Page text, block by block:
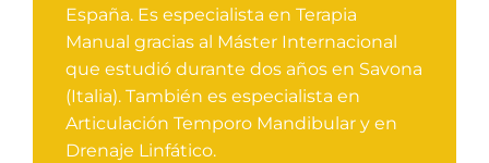
España. Es especialista en Terapia
Manual gracias al Máster Internacional
que estudió durante dos años en Savona
(Italia). También es especialista en
Articulación Temporo Mandibular y en
Drenaje Linfático.